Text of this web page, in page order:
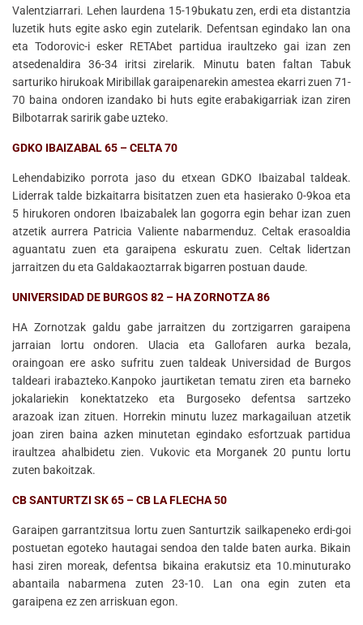
Valentziarrari. Lehen laurdena 15-19bukatu zen, erdi eta distantzia
luzetik huts egite asko egin zutelarik. Defentsan egindako lan ona
eta Todorovic-i esker RETAbet partidua iraultzeko gai izan zen
atsedenaldira 36-34 iritsi zirelarik. Minutu baten faltan Tabuk
sarturiko hirukoak Miribillak garaipenarekin amestea ekarri zuen 71-
70 baina ondoren izandako bi huts egite erabakigarriak izan ziren
Bilbotarrak saririk gabe uzteko.
GDKO IBAIZABAL 65 – CELTA 70
Lehendabiziko porrota jaso du etxean GDKO Ibaizabal taldeak.
Liderrak talde bizkaitarra bisitatzen zuen eta hasierako 0-9koa eta
5 hirukoren ondoren Ibaizabalek lan gogorra egin behar izan zuen
atzetik aurrera Patricia Valiente nabarmenduz. Celtak erasoaldia
aguantatu zuen eta garaipena eskuratu zuen. Celtak lidertzan
jarraitzen du eta Galdakaoztarrak bigarren postuan daude.
UNIVERSIDAD DE BURGOS 82 – HA ZORNOTZA 86
HA Zornotzak galdu gabe jarraitzen du zortzigarren garaipena
jarraian lortu ondoren. Ulacia eta Gallofaren aurka bezala,
oraingoan ere asko sufritu zuen taldeak Universidad de Burgos
taldeari irabazteko.Kanpoko jaurtiketan tematu ziren eta barneko
jokalariekin konektatzeko eta Burgoseko defentsa sartzeko
arazoak izan zituen. Horrekin minutu luzez markagailuan atzetik
joan ziren baina azken minutetan egindako esfortzuak partidua
iraultzea ahalbidetu zien. Vukovic eta Morganek 20 puntu lortu
zuten bakoitzak.
CB SANTURTZI SK 65 – CB LA FLECHA 50
Garaipen garrantzitsua lortu zuen Santurtzik sailkapeneko erdi-goi
postuetan egoteko hautagai sendoa den talde baten aurka. Bikain
hasi ziren moreak, defentsa bikaina erakutsiz eta 10.minuturako
abantaila nabarmena zuten 23-10. Lan ona egin zuten eta
garaipena ez zen arriskuan egon.